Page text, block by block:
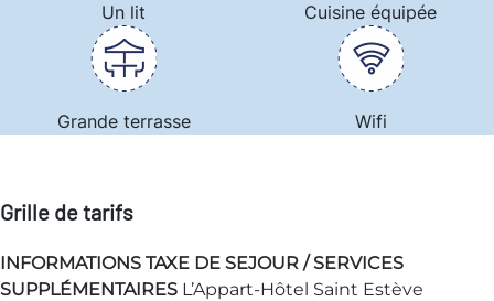
Un lit Cuisine équipée
Grande terrasse Wifi
Grille de tarifs
INFORMATIONS TAXE DE SEJOUR / SERVICES
SUPPLÉMENTAIRES L’Appart-Hôtel Saint Estève